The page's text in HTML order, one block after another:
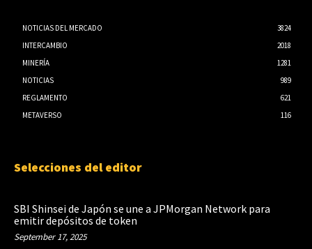
NOTICIAS DEL MERCADO
3824
INTERCAMBIO
2018
MINERÍA
1281
NOTICIAS
989
REGLAMENTO
621
METAVERSO
116
Selecciones del editor
SBI Shinsei de Japón se une a JPMorgan Network para
emitir depósitos de token
September 17, 2025